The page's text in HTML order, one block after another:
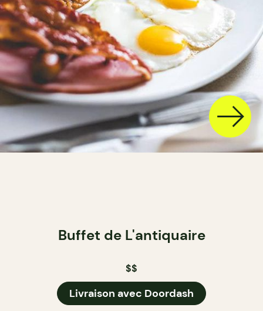
Buffet de L'antiquaire
$$
Livraison avec Doordash